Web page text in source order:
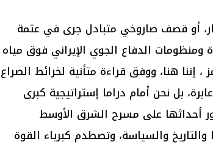
أو قصف صاروخي متبادل جرى في عتمة
ومنظومات الدفاع الجوي الإيراني فوق مياه
إننا هنا، ووفق قراءة متأنية لخرائط الصراع
بل نحن أمام دراما إستراتيجية كبرى
أحداثها على مسرح الشرق الأوسط
والسياسة، وتصطدم كبرياء القوة